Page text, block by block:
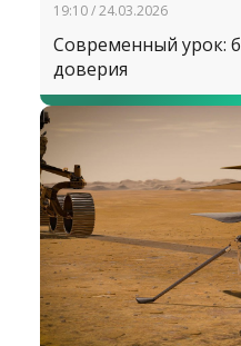
19:10 / 24.03.2026
Современный урок:
доверия